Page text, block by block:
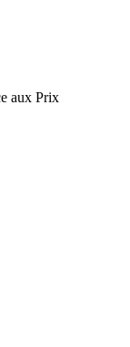
aux Prix